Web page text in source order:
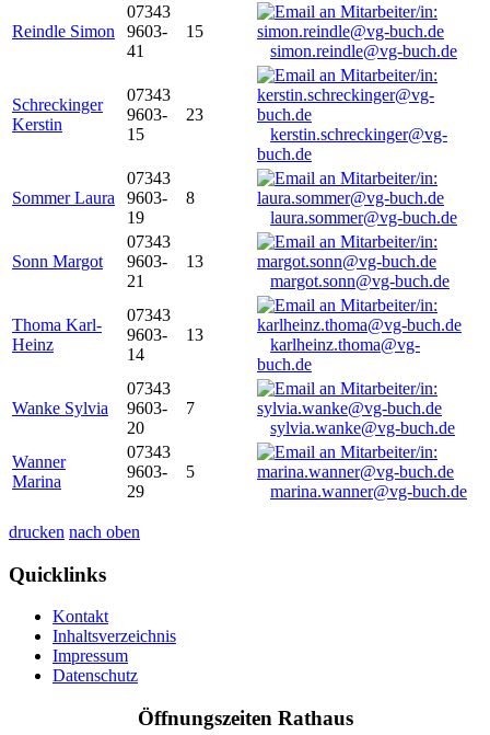
Reindle Simon
07343
9603-
41
15
simon.reindle@vg-buch.de
Schreckinger
Kerstin
07343
9603-
15
23
kerstin.schreckinger@vg-
buch.de
Sommer Laura
07343
9603-
19
8
laura.sommer@vg-buch.de
Sonn Margot
07343
9603-
21
13
margot.sonn@vg-buch.de
Thoma Karl-
Heinz
07343
9603-
14
13
karlheinz.thoma@vg-
buch.de
Wanke Sylvia
07343
9603-
20
7
sylvia.wanke@vg-buch.de
Wanner
Marina
07343
9603-
29
5
marina.wanner@vg-buch.de
drucken nach oben
Quicklinks
Kontakt
Inhaltsverzeichnis
Impressum
Datenschutz
Öffnungszeiten Rathaus